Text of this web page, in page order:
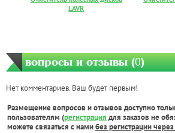
LAVR
вопросы и отзывы (0)
Нет комментариев. Ваш будет первым!
Размещение вопросов и отзывов доступно
пользователям (регистрация для заказов не
можете связаться с намибез регистрации через